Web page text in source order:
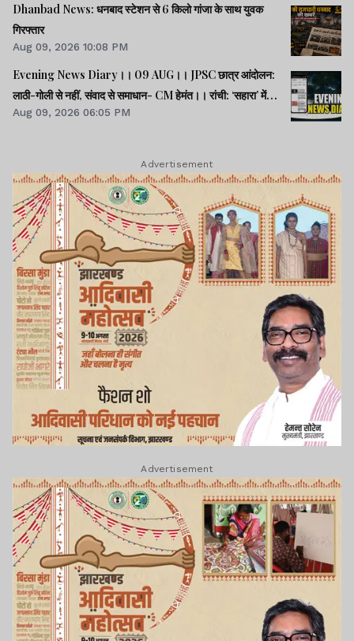
Dhanbad News: धनबाद स्टेशन से 6 किलो गांजा के साथ युवक
गिरफ्तार
Aug 09, 2026 10:08 PM
Evening News Diary।। 09 AUG।। JPSC छात्र आंदोलन:
लाठी-गोली से नहीं, संवाद से समाधान- CM हेमंत।। रांची: ‘सहारा’ में
फंसे 32600 करोड़ की वापसी को लेकर सत्याग्रह।। SC/ST क्रीमी
Aug 09, 2026 06:05 PM
Advertisement
Advertisement